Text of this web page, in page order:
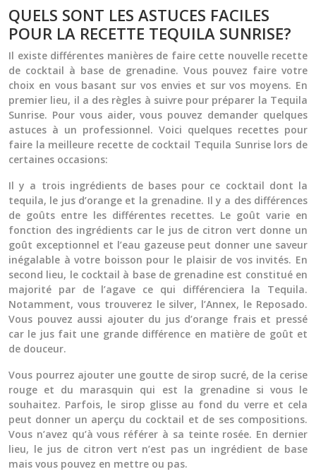
QUELS SONT LES ASTUCES FACILES
POUR LA RECETTE TEQUILA SUNRISE?
Il existe différentes manières de faire cette nouvelle recette
de cocktail à base de grenadine. Vous pouvez faire votre
choix en vous basant sur vos envies et sur vos moyens. En
premier lieu, il a des règles à suivre pour préparer la Tequila
Sunrise. Pour vous aider, vous pouvez demander quelques
astuces à un professionnel. Voici quelques recettes pour
faire la meilleure recette de cocktail Tequila Sunriselors de
certaines occasions:
Il y a trois ingrédients de bases pour ce cocktail dont la
tequila, le jus d’orange et la grenadine. Il y a des différences
de goûts entre les différentes recettes. Le goût varie en
fonction des ingrédients car le jus de citron vert donne un
goût exceptionnel et l’eau gazeuse peut donner une saveur
inégalable à votre boisson pour le plaisir de vos invités. En
second lieu, le cocktail à base de grenadine est constitué en
majorité par de l’agave ce qui différenciera la Tequila.
Notamment, vous trouverez le silver, l’Annex, le Reposado.
Vous pouvez aussi ajouter du jus d’orange frais et pressé
car le jus fait une grande différence en matière de goût et
de douceur.
Vous pourrez ajouter une goutte de sirop sucré, de la cerise
rouge et du marasquin qui est la grenadine si vous le
souhaitez. Parfois, le sirop glisse au fond du verre et cela
peut donner un aperçu du cocktail et de ses compositions.
Vous n’avez qu’à vous référer à sa teinte rosée. En dernier
lieu, le jus de citron vert n’est pas un ingrédient de base
mais vous pouvez en mettre ou pas.